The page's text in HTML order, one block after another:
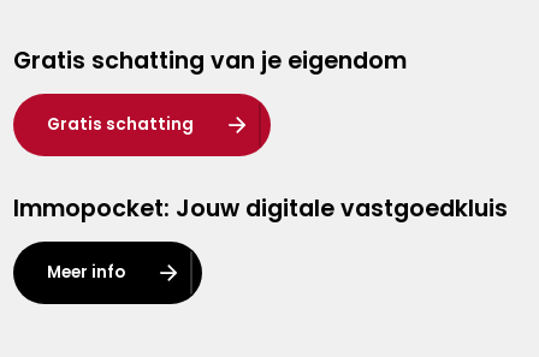
Hasselt
Heist-op-den-Berg
Herentals
Kalmthout
Leuven
Lier
Gratis schatting van je eigendom
Gratis schatting
Immopocket: Jouw digitale vastgoedkluis
Meer info